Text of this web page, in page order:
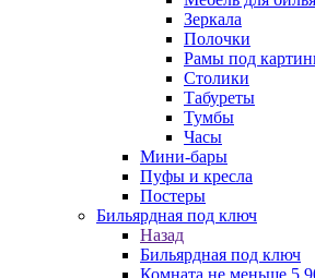
Зеркала
Полочки
Рамы под
Столики
Табуреты
Тумбы
Часы
Мини-бары
Пуфы и кресла
Постеры
Бильярдная под ключ
Назад
Бильярдная под ключ
Комната не меньше